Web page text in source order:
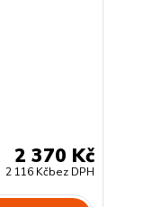
2 370 Kč
2 116 Kčbez DPH